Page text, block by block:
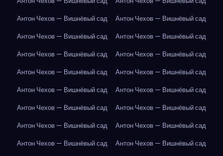
Антон Чехов — Вишнёвый сад
Антон Чехов — Вишнёвый сад
Антон Чехов — Вишнёвый сад
Антон Чехов — Вишнёвый сад
Антон Чехов — Вишнёвый сад
Антон Чехов — Вишнёвый сад
Антон Чехов — Вишнёвый сад
Антон Чехов — Вишнёвый сад
Антон Чехов — Вишнёвый сад
Антон Чехов — Вишнёвый сад
Антон Чехов — Вишнёвый сад
Антон Чехов — Вишнёвый сад
Антон Чехов — Вишнёвый сад
Антон Чехов — Вишнёвый сад
Антон Чехов — Вишнёвый сад
Антон Чехов — Вишнёвый сад